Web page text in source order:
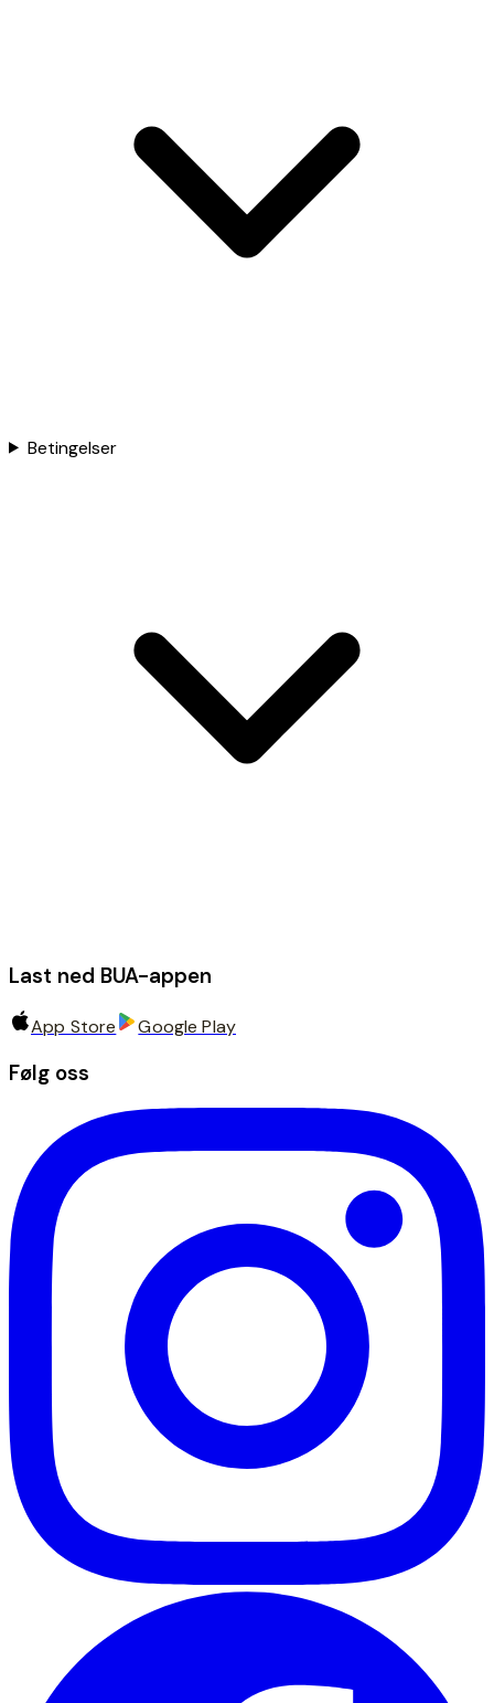
Betingelser
Last ned BUA-appen
App Store Google Play
Følg oss